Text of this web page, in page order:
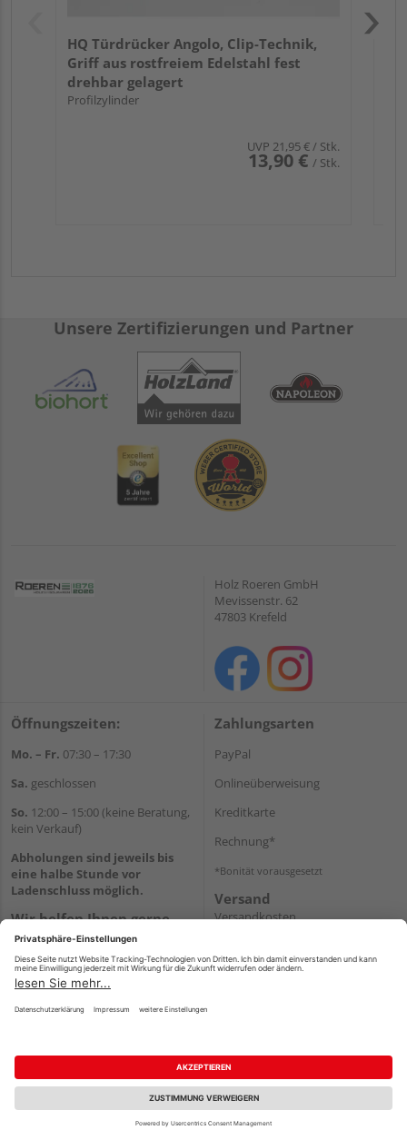
HQ Türdrücker Angolo, Clip-Technik,
Griff aus rostfreiem Edelstahl fest
drehbar gelagert
Profilzylinder
UVP 21,95 €/ Stk.
13,90 € / Stk.
Unsere Zertifizierungen und Partner
Holz Roeren GmbH
Mevissenstr. 62
47803 Krefeld
Öffnungszeiten:
Mo. – Fr. 07:30 – 17:30
Sa. geschlossen
So. 12:00 – 15:00 (keine Beratung,
kein Verkauf)
Abholungen sind jeweils bis
eine halbe Stunde vor
Ladenschluss möglich.
Wir helfen Ihnen gerne
weiter
Tel.:+49 2151 8787-70
E-Mail:onlineshop@holz-
roeren.de
Zahlungsarten
PayPal
Onlineüberweisung
Kreditkarte
Rechnung*
*Bonität vorausgesetzt
Versand
Versandkosten
Impressum AGB Widerruf
Datenschutz
Reservierungsbedingungen
Vertrag widerrufen